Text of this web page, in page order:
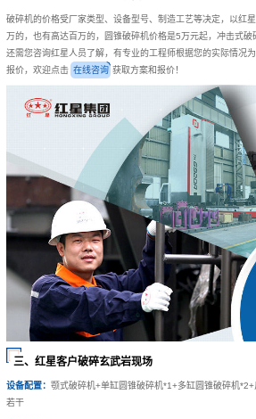
破碎机的价格受厂家类型、设备型号、制造工艺等决定，以红
万的，也有高达百万的，圆锥破碎机价格是5万元起，冲击式
还需您咨询红星人员了解，有专业的工程师根据您的实际情况
报价，欢迎点击 在线咨询 获取方案和报价！
三、红星客户破碎玄武岩现场
设备配置： 颚式破碎机+单缸圆锥破碎机*1+多缸圆锥破碎机
若干